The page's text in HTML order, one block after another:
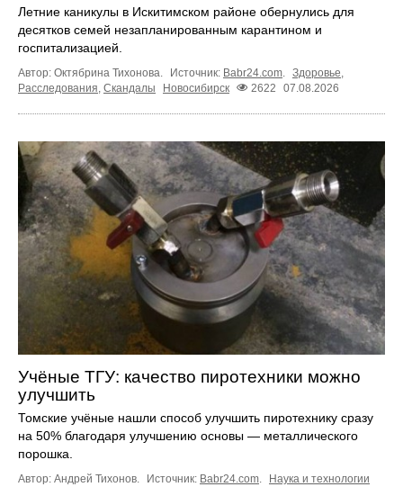
Летние каникулы в Искитимском районе обернулись для
десятков семей незапланированным карантином и
госпитализацией.
Автор: Октябрина Тихонова. Источник: Babr24.com. Здоровье,
Расследования, Скандалы Новосибирск 2622 07.08.2026
Учёные ТГУ: качество пиротехники можно
улучшить
Томские учёные нашли способ улучшить пиротехнику сразу
на 50% благодаря улучшению основы — металлического
порошка.
Автор: Андрей Тихонов. Источник: Babr24.com.
Наука и технологии